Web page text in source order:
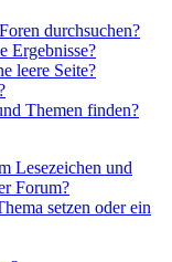
durchsuchen?
Ergebnisse?
leere Seite?
Themen finden?
Lesezeichen und
Forum?
setzen oder ein